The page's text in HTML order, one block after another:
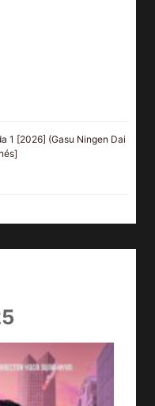
1 [2026] (Gasu Ningen Dai